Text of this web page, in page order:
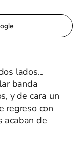
lados...
banda
y de cara un
regreso con
acaban de